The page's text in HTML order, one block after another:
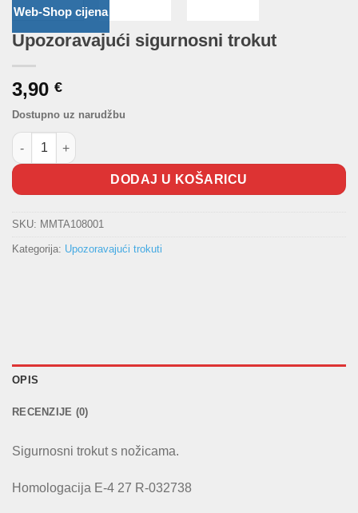
Web-Shop cijena
Upozoravajući sigurnosni trokut
3,90 €
Dostupno uz narudžbu
Upozoravajući sigurnosni trokut količina
DODAJ U KOŠARICU
SKU: MMTA108001
Kategorija: Upozoravajući trokuti
OPIS
RECENZIJE (0)
Sigurnosni trokut s nožicama.
Homologacija E-4 27 R-032738